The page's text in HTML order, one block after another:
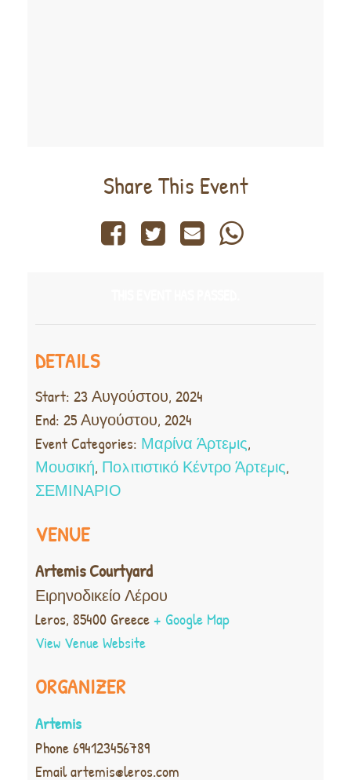
Share This Event
DETAILS
Start: 23 Αυγούστου, 2024
End: 25 Αυγούστου, 2024
Event Categories: Μαρίνα Άρτεμις,
Μουσική, Πολιτιστικό Κέντρο Άρτεμις,
ΣΕΜΙΝΑΡΙΟ
VENUE
Artemis Courtyard
Ειρηνοδικείο Λέρου
Leros, 85400 Greece+ Google Map
View Venue Website
ORGANIZER
Artemis
Phone694123456789
Emailartemis@leros.com